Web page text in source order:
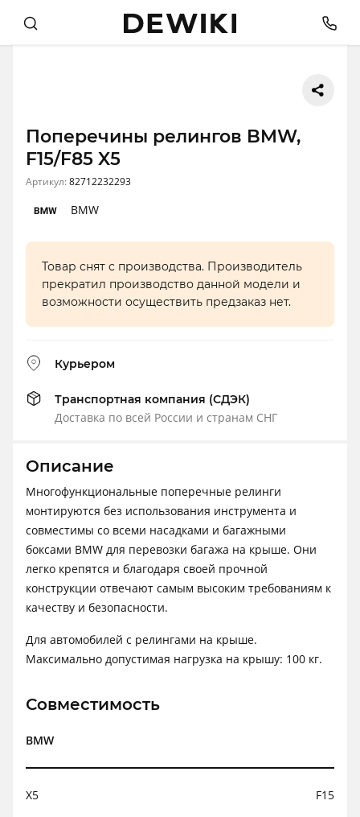
Поперечины релингов BMW,
F15/F85 X5
Артикул:82712232293
BMW
Товар снят с производства. Производитель
прекратил производство данной модели и
возможности осуществить предзаказ нет.
Курьером
Транспортная компания (СДЭК)
Доставка по всей России и странам СНГ
Описание
Многофункциональные поперечные релинги
монтируются без использования инструмента и
совместимы со всеми насадками и багажными
боксами BMW для перевозки багажа на крыше. Они
легко крепятся и благодаря своей прочной
конструкции отвечают самым высоким требованиям к
качеству и безопасности.
Для автомобилей с релингами на крыше.
Максимально допустимая нагрузка на крышу: 100 кг.
Совместимость
BMW
X5 F15